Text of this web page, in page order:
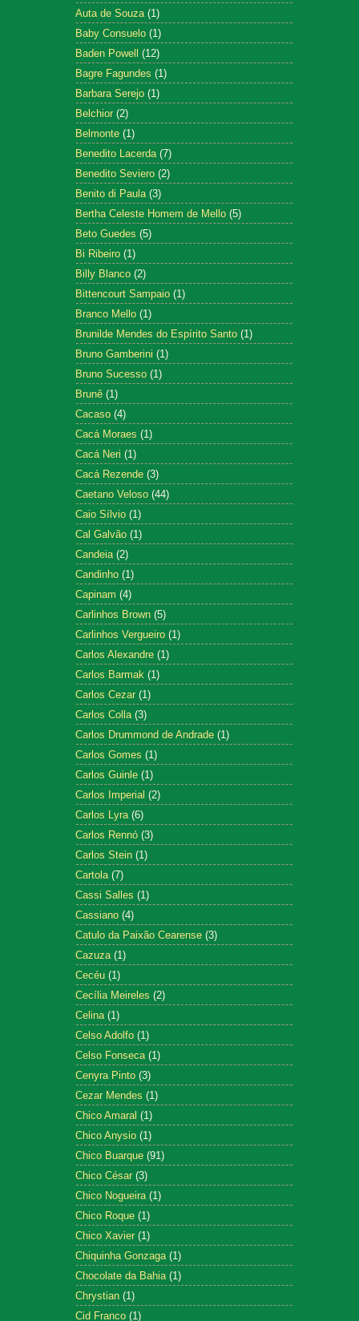
Auta de Souza (1)
Baby Consuelo (1)
Baden Powell (12)
Bagre Fagundes (1)
Barbara Serejo (1)
Belchior (2)
Belmonte (1)
Benedito Lacerda (7)
Benedito Seviero (2)
Benito di Paula (3)
Bertha Celeste Homem de Mello (5)
Beto Guedes (5)
Bi Ribeiro (1)
Billy Blanco (2)
Bittencourt Sampaio (1)
Branco Mello (1)
Brunilde Mendes do Espírito Santo (1)
Bruno Gamberini (1)
Bruno Sucesso (1)
Brunê (1)
Cacaso (4)
Cacá Moraes (1)
Cacá Neri (1)
Cacá Rezende (3)
Caetano Veloso (44)
Caio Sílvio (1)
Cal Galvão (1)
Candeia (2)
Candinho (1)
Capinam (4)
Carlinhos Brown (5)
Carlinhos Vergueiro (1)
Carlos Alexandre (1)
Carlos Barmak (1)
Carlos Cezar (1)
Carlos Colla (3)
Carlos Drummond de Andrade (1)
Carlos Gomes (1)
Carlos Guinle (1)
Carlos Imperial (2)
Carlos Lyra (6)
Carlos Rennó (3)
Carlos Stein (1)
Cartola (7)
Cassi Salles (1)
Cassiano (4)
Catulo da Paixão Cearense (3)
Cazuza (1)
Cecéu (1)
Cecília Meireles (2)
Celina (1)
Celso Adolfo (1)
Celso Fonseca (1)
Cenyra Pinto (3)
Cezar Mendes (1)
Chico Amaral (1)
Chico Anysio (1)
Chico Buarque (91)
Chico César (3)
Chico Nogueira (1)
Chico Roque (1)
Chico Xavier (1)
Chiquinha Gonzaga (1)
Chocolate da Bahia (1)
Chrystian (1)
Cid Franco (1)